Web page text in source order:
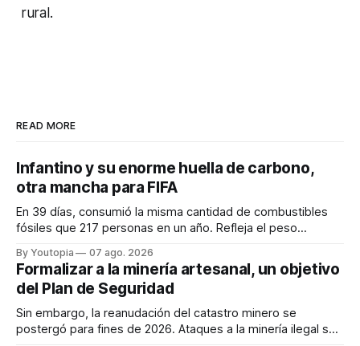
rural.
READ MORE
Infantino y su enorme huella de carbono,
otra mancha para FIFA
En 39 días, consumió la misma cantidad de combustibles
fósiles que 217 personas en un año. Refleja el peso
By Youtopia 07 ago. 2026
Formalizar a la minería artesanal, un objetivo
del Plan de Seguridad
Sin embargo, la reanudación del catastro minero se
postergó para fines de 2026. Ataques a la minería ilegal se